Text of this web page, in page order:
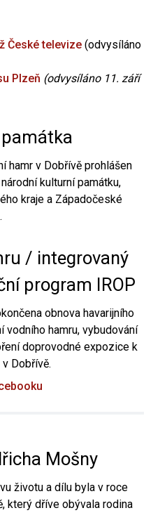
České televize (odvysíláno
Plzeň (odvysíláno 11. září
hamr v Dobřívě prohlášen
kulturní památku,
kraje a Západočeské
/ integrovaný
program IROP
obnova havarijního
vodního hamru, vybudování
doprovodné expozice k
Dobřívě.
Mošny
životu a dílu byla v roce
který dříve obývala rodina